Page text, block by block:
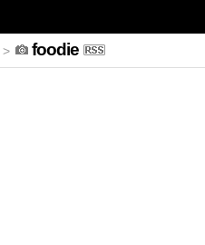
> foodie